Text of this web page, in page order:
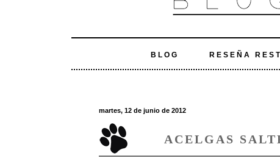
BLOG RESEÑA
martes, 12 de junio de 2012
ACELGAS